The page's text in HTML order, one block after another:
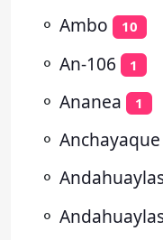
⚬ Ambo 10
⚬ An-106 1
⚬ Ananea 1
⚬ Anchayaque
⚬
⚬